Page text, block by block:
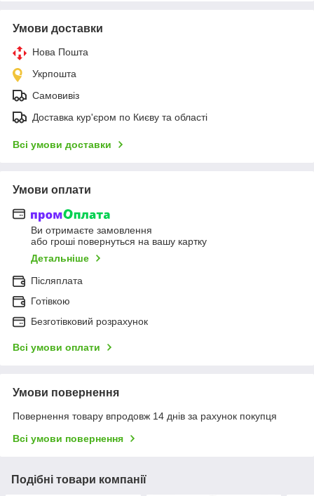
Умови доставки
Нова Пошта
Укрпошта
Самовивіз
Доставка кур'єром по Києву та області
Всі умови доставки
Умови оплати
Ви отримаєте замовлення
або гроші повернуться на вашу картку
Детальніше
Післяплата
Готівкою
Безготівковий розрахунок
Всі умови оплати
Умови повернення
Повернення товару впродовж 14 днів за рахунок покупця
Всі умови повернення
Подібні товари компанії